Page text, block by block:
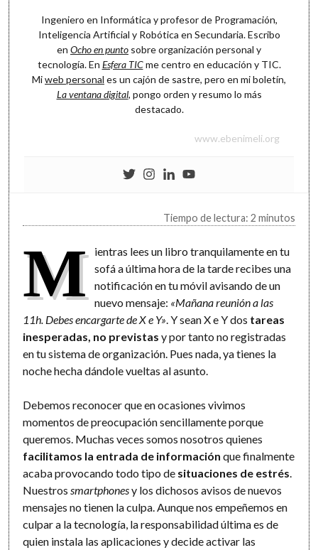
Ingeniero en Informática y profesor de Programación,
Inteligencia Artificial y Robótica en Secundaria. Escribo
en Ocho en punto sobre organización personal y
tecnología. En Esfera TICme centro en educación y TIC.
Miweb personal es un cajón de sastre, pero en mi boletín,
La ventana digital, pongo orden y resumo lo más
destacado.
www.ebenimeli.org
Tiempo de lectura: 2 minutos
M ientras lees un libro tranquilamente en tu
sofá a última hora de la tarde recibes una
notificación en tu móvil avisando de un
nuevo mensaje: «Mañana reunión a las
11h. Debes encargarte de X e Y». Y sean X e Y dos tareas
inesperadas, no previstas y por tanto no registradas
en tu sistema de organización. Pues nada, ya tienes la
noche hecha dándole vueltas al asunto.
Debemos reconocer que en ocasiones vivimos
momentos de preocupación sencillamente porque
queremos. Muchas veces somos nosotros quienes
facilitamos la entrada de información que finalmente
acaba provocando todo tipo de situaciones de estrés.
Nuestrossmartphonesy los dichosos avisos de nuevos
mensajes no tienen la culpa. Aunque nos empeñemos en
culpar a la tecnología, la responsabilidad última es de
quien instala las aplicaciones y decide activar las